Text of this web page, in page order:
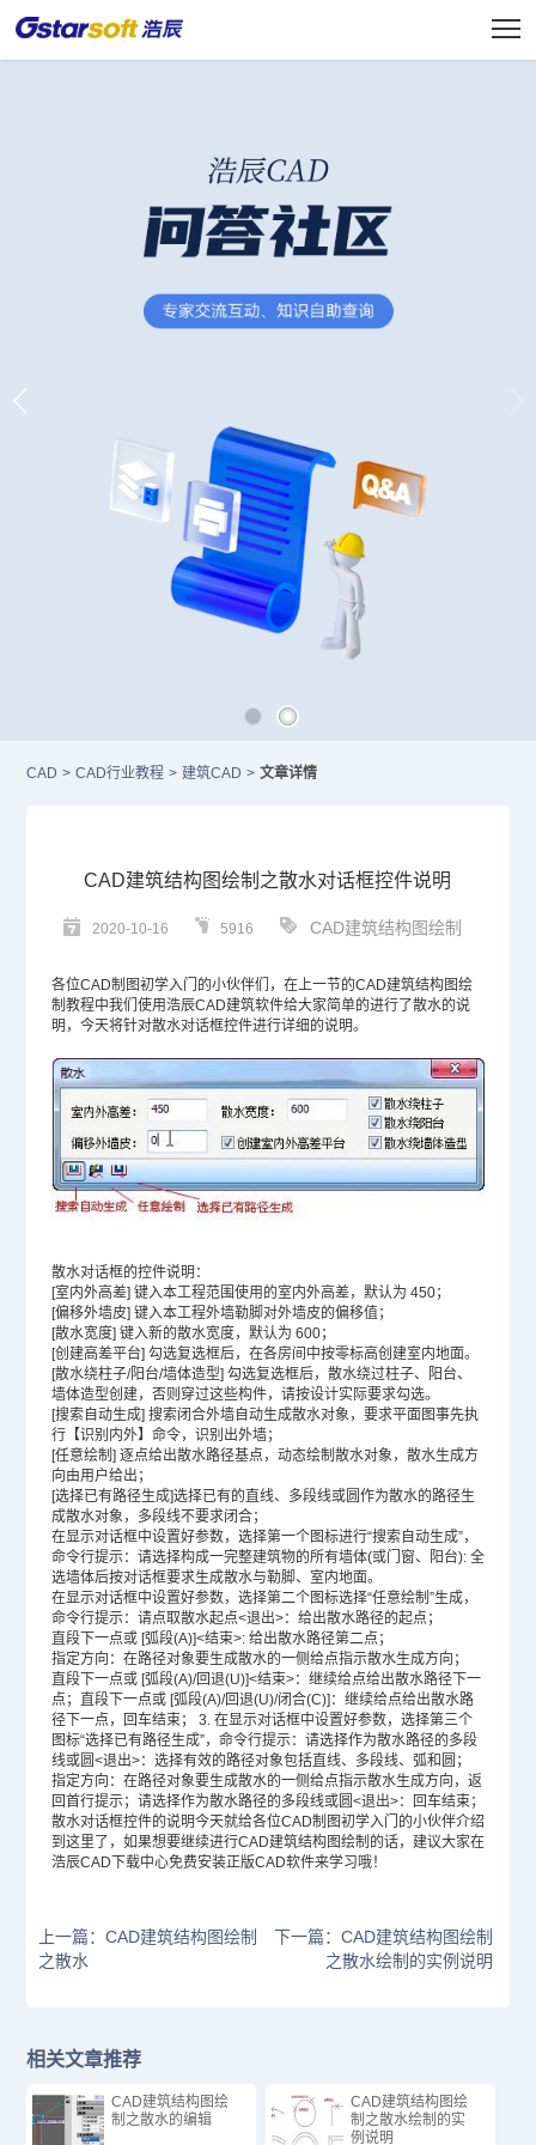
CAD > CAD行业教程 > 建筑CAD > 文章详情
CAD建筑结构图绘制之散水对话框控件说明
2020-10-16 5916 CAD建筑结构图绘制
各位CAD制图初学入门的小伙伴们，在上一节的CAD建筑结构图绘
制教程中我们使用浩辰CAD建筑软件给大家简单的进行了散水的说
明，今天将针对散水对话框控件进行详细的说明。
散水对话框的控件说明：
[室内外高差] 键入本工程范围使用的室内外高差，默认为 450；
[偏移外墙皮] 键入本工程外墙勒脚对外墙皮的偏移值；
[散水宽度] 键入新的散水宽度，默认为 600；
[创建高差平台] 勾选复选框后，在各房间中按零标高创建室内地面。
[散水绕柱子/阳台/墙体造型] 勾选复选框后，散水绕过柱子、阳台、
墙体造型创建，否则穿过这些构件，请按设计实际要求勾选。
[搜索自动生成] 搜索闭合外墙自动生成散水对象，要求平面图事先执
行【识别内外】命令，识别出外墙；
[任意绘制] 逐点给出散水路径基点，动态绘制散水对象，散水生成方
向由用户给出；
[选择已有路径生成]选择已有的直线、多段线或圆作为散水的路径生
成散水对象，多段线不要求闭合；
在显示对话框中设置好参数，选择第一个图标进行“搜索自动生成”，
命令行提示：请选择构成一完整建筑物的所有墙体(或门窗、阳台): 全
选墙体后按对话框要求生成散水与勒脚、室内地面。
在显示对话框中设置好参数，选择第二个图标选择“任意绘制”生成，
命令行提示：请点取散水起点<退出>：给出散水路径的起点；
直段下一点或 [弧段(A)]<结束>: 给出散水路径第二点；
指定方向：在路径对象要生成散水的一侧给点指示散水生成方向；
直段下一点或 [弧段(A)/回退(U)]<结束>：继续给点给出散水路径下一
点；直段下一点或 [弧段(A)/回退(U)/闭合(C)]：继续给点给出散水路
径下一点，回车结束； 3. 在显示对话框中设置好参数，选择第三个
图标“选择已有路径生成”，命令行提示：请选择作为散水路径的多段
线或圆<退出>：选择有效的路径对象包括直线、多段线、弧和圆；
指定方向：在路径对象要生成散水的一侧给点指示散水生成方向，返
回首行提示；请选择作为散水路径的多段线或圆<退出>：回车结束；
散水对话框控件的说明今天就给各位CAD制图初学入门的小伙伴介绍
到这里了，如果想要继续进行CAD建筑结构图绘制的话，建议大家在
浩辰CAD下载中心免费安装正版CAD软件来学习哦！
上一篇：CAD建筑结构图绘制
之散水
下一篇：CAD建筑结构图绘制
之散水绘制的实例说明
相关文章推荐
CAD建筑结构图绘
制之散水的编辑
CAD建筑结构图绘
制之散水绘制的实
例说明